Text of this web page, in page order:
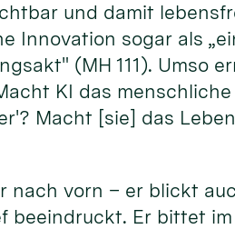
und damit
Innovation sogar als
(MH 111). Umso
KI das
Macht [sie] das
nach vorn – er blickt
beeindruckt. Er bittet